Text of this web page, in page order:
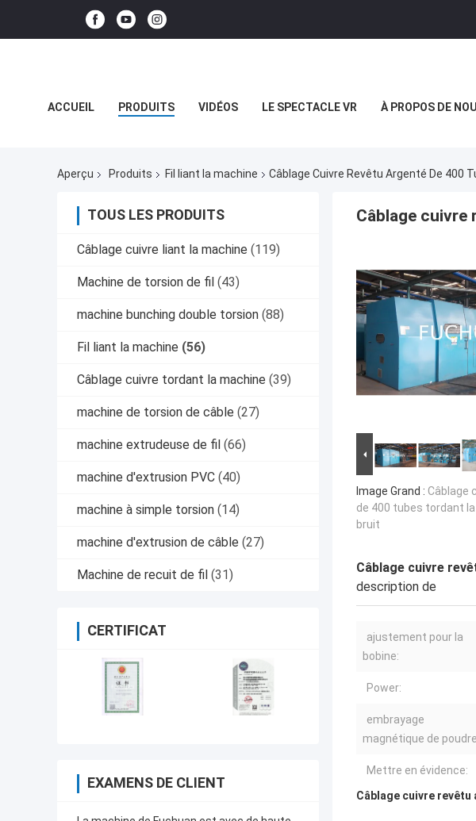
ACCUEIL PRODUITS VIDÉOS LE SPECTACLE VR À PROPOS DE
Aperçu Produits Fil liant la machine Câblage Cuivre Revêtu Argenté De 400
TOUS LES PRODUITS
Câblage cuivre liant la machine (119)
Machine de torsion de fil (43)
machine bunching double torsion (88)
Fil liant la machine (56)
Câblage cuivre tordant la machine (39)
machine de torsion de câble (27)
machine extrudeuse de fil (66)
machine d'extrusion PVC (40)
machine à simple torsion (14)
machine d'extrusion de câble (27)
Machine de recuit de fil (31)
CERTIFICAT
EXAMENS DE CLIENT
Câblage cuivre
Image Grand : Câblage
de 400 tubes tordant
bruit
Câblage cuivre
description de
ajustement pour la
bobine:
Power:
embrayage
magnétique de
Mettre en évidence:
Câblage cuivre